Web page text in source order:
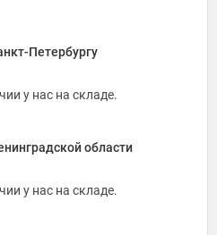
Петербургу
у нас на складе.
области
у нас на складе.